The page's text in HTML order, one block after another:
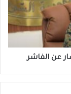
عن الفاشر